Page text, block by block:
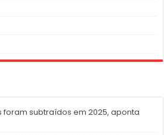
foram subtraídos em 2025, aponta